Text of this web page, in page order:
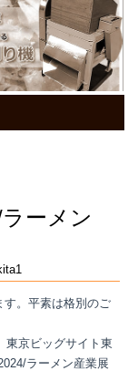
ーメン
す。平素は格別のご
東京ビッグサイト東
ラーメン産業展